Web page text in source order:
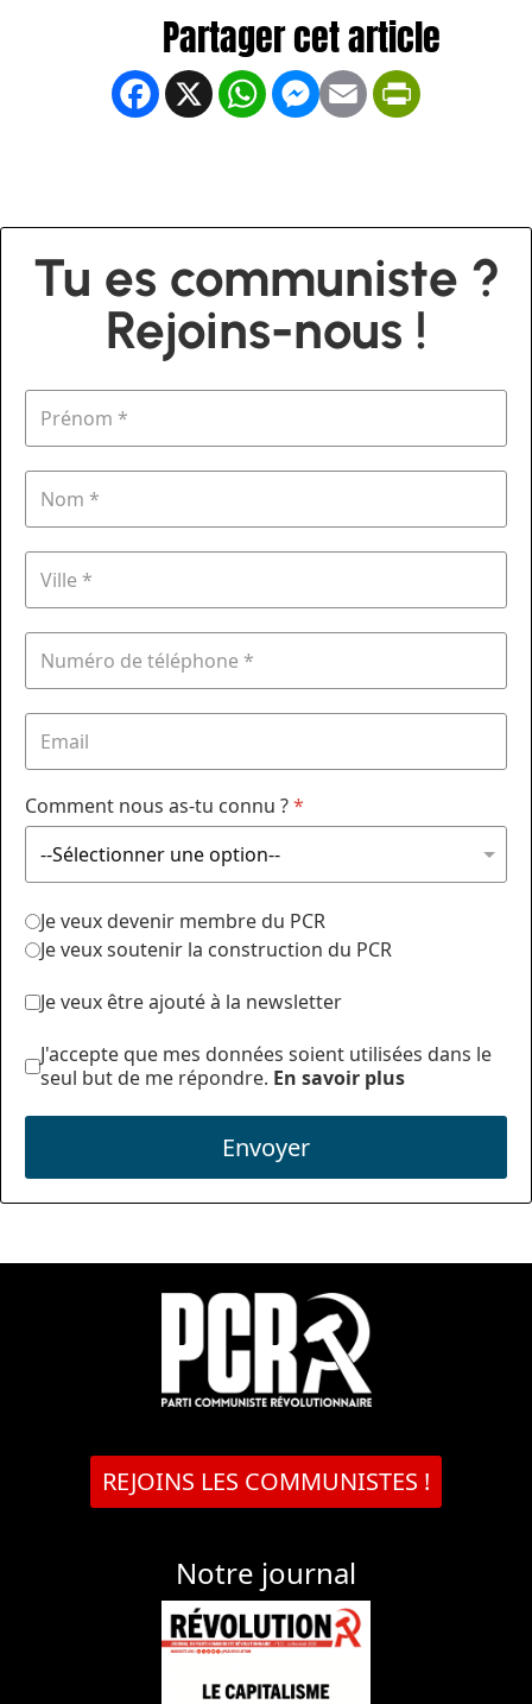
Facebook
X WhatsApp
Messenger
Email
Tu es communiste ?
Rejoins-nous !
Comment nous as-tu connu ?*
Je veux devenir membre du PCR
Je veux soutenir la construction du PCR
Je veux être ajouté à la newsletter
J'accepte que mes données soient utilisées dans le
seul but de me répondre. En savoir plus
Envoyer
REJOINS LES COMMUNISTES !
Notre journal